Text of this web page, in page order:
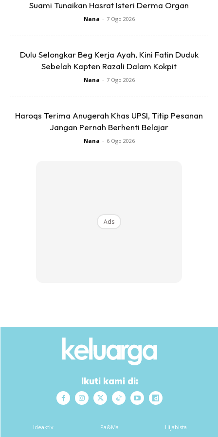
Makanan laut, seperti kerang dan udang juga mengandungi
Ads
Selain kerang dan udang, ikan kembung juga mengandung
merupakan makanan yang baik untuk meningkatkan
hemoglobin. Satu hidangan tahu (100 gram) mengandung
2.5 mg zat besi dan sejumlah mineral, termasuk kalsium,
6. Sayur dan buah-buahan
cukup jika proses penyerapannya tidak berjalan baik. Oleh
Suami Tunaikan Hasrat Isteri Derma Organ
Nana - 7 Ogo 2026
Dulu Selongkar Beg Kerja Ayah, Kini Fatin Duduk
Sebelah Kapten Razali Dalam Kokpit
Nana - 7 Ogo 2026
Haroqs Terima Anugerah Khas UPSI, Titip Pesanan
Jangan Pernah Berhenti Belajar
Nana - 6 Ogo 2026
Ads
Ikuti kami di:
Ideaktiv Pa&Ma Hijabista